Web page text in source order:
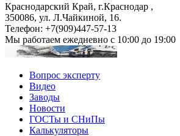
Краснодарский Край, г.Краснодар ,
350086, ул. Л.Чайкиной, 16.
Телефон: +7(909)447-57-13
Мы работаем ежедневно с 10:00 до 19:00
Вопрос эксперту
Видео
Заводы
Новости
ГОСТы и СНиПы
Калькуляторы